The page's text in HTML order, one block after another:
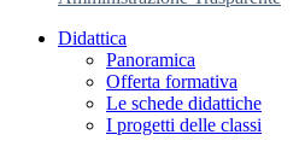
Didattica
Panoramica
Offerta formativa
Le schede didattiche
I progetti delle classi